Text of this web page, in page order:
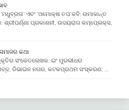
ଏବଂ ‘ଅମୋକ୍ଷ ତପ’କବି: ଉମାକାନ୍ତ
ଶ୍ରୀପର୍ଣ୍ଣା ପ୍ରକାଶନୀ, ଉଦୟରାଗ କମ୍ପେ୍ଲକ୍ସ,
କଥା
ସଂକେତଲେଖକ: ଇଂ ମୁରଲୀଧର
ଡିଭାଇନ ନଗର, କଟକପ୍ରଥମ ସଂସ୍କରଣ: …